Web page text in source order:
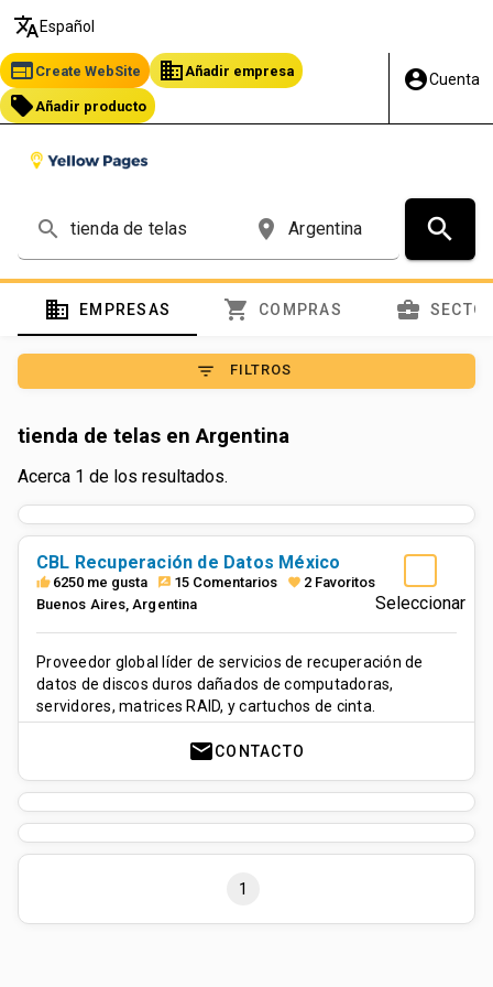
translate Español
web Create WebSite business Añadir empresa
local_offer Añadir producto
account_circleCuenta
search place search
domain EMPRESAS shopping_cart COMPRAS business_center
filter_list FILTROS
tienda de telas en Argentina
Acerca 1 de los resultados.
Seleccionar
CBL Recuperación de Datos México
thumb_up 6250 me gusta rate_review 15 Comentarios favorite 2 Favoritos
Buenos Aires Argentina
Proveedor global líder de servicios de recuperación de
datos de discos duros dañados de computadoras,
servidores, matrices RAID, y cartuchos de cinta.
mailCONTACTO
1